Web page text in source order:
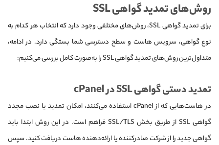
روش‌های تمدید گواهی SSL
برای تمدید گواهی SSL، روش‌های مختلفی وجود دارد که انتخاب هر کدام به
نوع گواهی، سرویس هاست و سطح دسترسی شما بستگی دارد. در ادامه،
متداول‌ترین روش‌های تمدید گواهی SSL را به‌صورت کامل بررسی می‌کنیم:
تمدید دستی گواهی SSL در cPanel
در هاست‌هایی که از cPanel استفاده می‌کنند، امکان تمدید یا نصب مجدد
گواهی SSL از طریق بخش SSL/TLS فراهم است. در این روش ابتدا باید
گواهی جدید را از شرکت صادرکننده یا ارائه‌دهنده هاست دریافت کنید. سپس